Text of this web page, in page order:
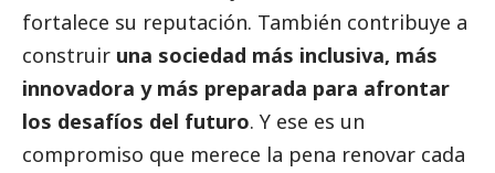
fortalece su reputación. También contribuye a
construir una sociedad más inclusiva, más
innovadora y más preparada para afrontar
los desafíos del futuro. Y ese es un
compromiso que merece la pena renovar cada